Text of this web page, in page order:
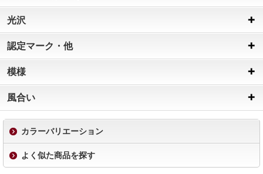
光沢
認定マーク・他
模様
風合い
カラーバリエーション
よく似た商品を探す